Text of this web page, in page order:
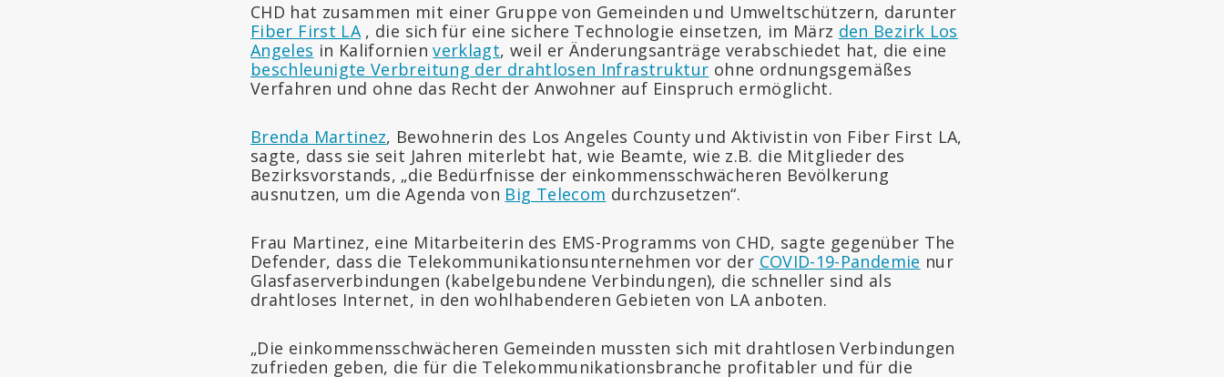
CHD hat zusammen mit einer Gruppe von Gemeinden und Umweltschützern, darunter
Fiber First LA, die sich für eine sichere Technologie einsetzen, im März den Bezirk Los
Angeles in Kalifornienverklagt, weil er Änderungsanträge verabschiedet hat, die eine
beschleunigte Verbreitung der drahtlosen Infrastruktur ohne ordnungsgemäßes
Verfahren und ohne das Recht der Anwohner auf Einspruch ermöglicht.
Brenda Martinez, Bewohnerin des Los Angeles County und Aktivistin von Fiber First LA,
sagte, dass sie seit Jahren miterlebt hat, wie Beamte, wie z.B. die Mitglieder des
Bezirksvorstands, „die Bedürfnisse der einkommensschwächeren Bevölkerung
ausnutzen, um die Agenda von Big Telecom durchzusetzen“.
Frau Martinez, eine Mitarbeiterin des EMS-Programms von CHD, sagte gegenüber The
Defender, dass die Telekommunikationsunternehmen vor der COVID-19-Pandemie nur
Glasfaserverbindungen (kabelgebundene Verbindungen), die schneller sind als
drahtloses Internet, in den wohlhabenderen Gebieten von LA anboten.
„Die einkommensschwächeren Gemeinden mussten sich mit drahtlosen Verbindungen
zufrieden geben, die für die Telekommunikationsbranche profitabler und für die